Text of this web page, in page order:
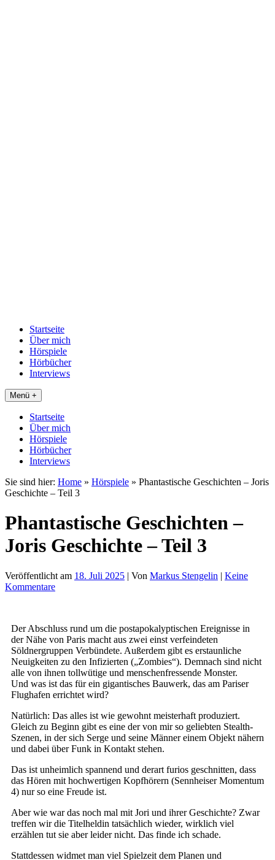
Startseite
Über mich
Hörspiele
Hörbücher
Interviews
Menü +
Startseite
Über mich
Hörspiele
Hörbücher
Interviews
Sie sind hier: Home » Hörspiele » Phantastische Geschichten – Joris
Geschichte – Teil 3
Phantastische Geschichten –
Joris Geschichte – Teil 3
Veröffentlicht am 18. Juli 2025 | Von Markus Stengelin | Keine
Kommentare
Der Abschluss rund um die postapokalyptischen Ereignisse in
der Nähe von Paris macht aus zwei einst verfeindeten
Söldnergruppen Verbündete. Außerdem gibt es erstaunliche
Neuigkeiten zu den Infizierten („Zombies“). Demnach sind nicht
alle von ihnen tollwütige und menschenfressende Monster.
Und was ist das für ein gigantisches Bauwerk, das am Pariser
Flughafen errichtet wird?
Natürlich: Das alles ist wie gewohnt meisterhaft produziert.
Gleich zu Beginn gibt es eine der von mir so geliebten Stealth-
Szenen, in der sich Serge und seine Männer einem Objekt nähern
und dabei über Funk in Kontakt stehen.
Das ist unheimlich spannend und derart furios geschnitten, dass
das Hören mit hochwertigen Kopfhörern (Sennheiser Momentum
4) nur so eine Freude ist.
Aber wie war das noch mal mit Jori und ihrer Geschichte? Zwar
treffen wir die Titelheldin tatsächlich wieder, wirklich viel
erzählen tut sie aber leider nicht. Das finde ich schade.
Stattdessen widmet man viel Spielzeit dem Planen und